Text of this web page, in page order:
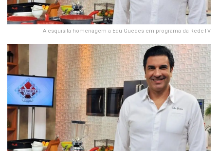
A esquisita homenagem a Edu Guedes em programa da RedeTV